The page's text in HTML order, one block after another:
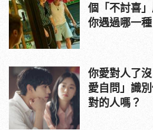
個「不討喜」
你遇過哪一種
你愛對人了
愛自問」識
對的人嗎？